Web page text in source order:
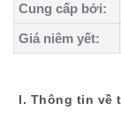
Cung cấp bởi:
Giá niêm yết:
I. Thông tin về